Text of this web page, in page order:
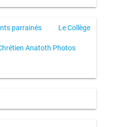
parrainés Le Collège
Anatoth Photos